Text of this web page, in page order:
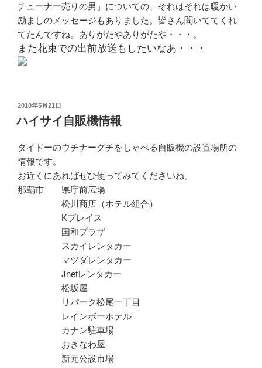
チューナー売りの男」についての、それはそれは暖かい
励ましのメッセージもありました。皆さん聞いててくれ
てたんですね。ありがたやありがたや・・・。
また花束での出前放送もしたいなあ・・・
投
日:
2010年5月21日
ハイサイ自販機情報
ダイドーのウチナーグチをしゃべる自販機の設置場所の
情報です。
お近くにあればぜひ使ってみてくださいね。
那覇市 県庁前広場
松川商店（ホテル組合）
Kプレイス
国和プラザ
スカイレンタカー
マツダレンタカー
Jnetレンタカー
松坂屋
リパーク松尾一丁目
レインボーホテル
カナン駐車場
おきなわ屋
新元公設市場